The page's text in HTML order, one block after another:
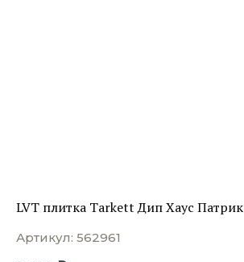
LVT плитка Tarkett Дип Хаус Патрик
Артикул: 562961